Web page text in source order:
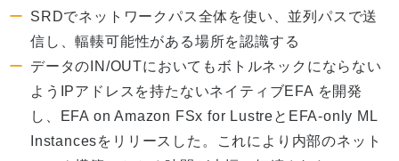
SRDでネットワークパス全体を使い、並列パスで送
信し、輻輳可能性がある場所を認識する
データのIN/OUTにおいてもボトルネックにならない
ようIPアドレスを持たないネイティブEFA を開発
し、EFA on Amazon FSx for LustreとEFA-only ML
Instancesをリリースした。これにより内部のネット